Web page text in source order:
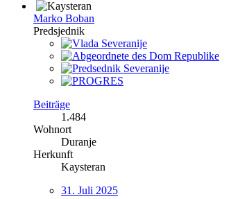
Marko Boban
Predsjednik
Beiträge
1.484
Wohnort
Duranje
Herkunft
Kaysteran
31. Juli 2025